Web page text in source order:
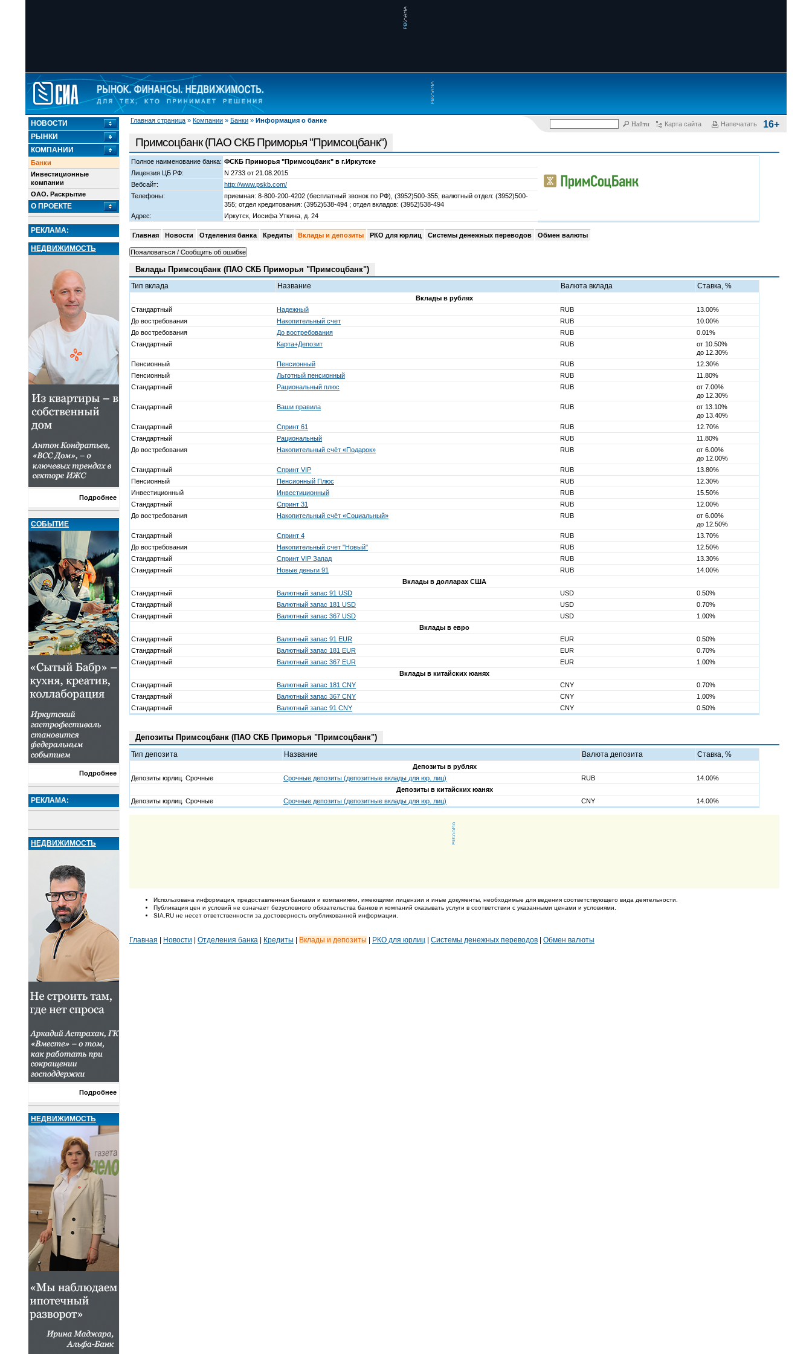
Главная страница » Компании » Банки » Информация о банке
Карта сайта Напечатать 16+
НОВОСТИ
РЫНКИ
КОМПАНИИ
Банки
Инвестиционные
компании
ОАО. Раскрытие
О ПРОЕКТЕ
РЕКЛАМА:
НЕДВИЖИМОСТЬ
Подробнее
СОБЫТИЕ
Подробнее
РЕКЛАМА:
НЕДВИЖИМОСТЬ
Подробнее
НЕДВИЖИМОСТЬ
Примсоцбанк (ПАО СКБ Приморья "Примсоцбанк")
Полное наименование банка: ФСКБ Приморья "Примсоцбанк" в г.Иркутске
Лицензия ЦБ РФ:
N 2733 от 21.08.2015
Вебсайт:
http://www.pskb.com/
Телефоны:
приемная: 8-800-200-4202 (бесплатный звонок по РФ), (3952)500-355; валютный отдел: (3952)500-
355; отдел кредитования: (3952)538-494 ; отдел вкладов: (3952)538-494
Адрес:
Иркутск, Иосифа Уткина, д. 24
Главная Новости Отделения банка Кредиты Вклады и депозиты РКО для юрлиц Системы денежных переводов Обмен валюты
Вклады Примсоцбанк (ПАО СКБ Приморья "Примсоцбанк")
Тип вклада Название Валюта вклада Ставка, %
Вклады в рублях
Стандартный
Надежный RUB
13.00%
До востребования
Накопительный счет RUB
10.00%
До востребования
До востребования RUB
0.01%
Стандартный
Карта+Депозит RUB
от 10.50%
до 12.30%
Пенсионный
Пенсионный RUB
12.30%
Пенсионный
Льготный пенсионный RUB
11.80%
Стандартный
Рациональный плюс RUB
от 7.00%
до 12.30%
Стандартный
Ваши правила RUB
от 13.10%
до 13.40%
Стандартный
Спринт 61 RUB
12.70%
Стандартный
Рациональный RUB
11.80%
До востребования
Накопительный счёт «Подарок» RUB
от 6.00%
до 12.00%
Стандартный
Спринт VIP RUB
13.80%
Пенсионный
Пенсионный Плюс RUB
12.30%
Инвестиционный
Инвестиционный RUB
15.50%
Стандартный
Спринт 31 RUB
12.00%
До востребования
Накопительный счёт «Социальный» RUB
от 6.00%
до 12.50%
Стандартный
Спринт 4 RUB
13.70%
До востребования
Накопительный счет "Новый" RUB
12.50%
Стандартный
Спринт VIP Запад RUB
13.30%
Стандартный
Новые деньги 91 RUB
14.00%
Вклады в долларах США
Стандартный
Валютный запас 91 USD USD
0.50%
Стандартный
Валютный запас 181 USD USD
0.70%
Стандартный
Валютный запас 367 USD USD
1.00%
Вклады в евро
Стандартный
Валютный запас 91 EUR EUR
0.50%
Стандартный
Валютный запас 181 EUR EUR
0.70%
Стандартный
Валютный запас 367 EUR EUR
1.00%
Вклады в китайских юанях
Стандартный
Валютный запас 181 CNY CNY
0.70%
Стандартный
Валютный запас 367 CNY CNY
1.00%
Стандартный
Валютный запас 91 CNY CNY 0.50%
Депозиты Примсоцбанк (ПАО СКБ Приморья "Примсоцбанк")
Тип депозита Название Валюта депозита Ставка, %
Депозиты в рублях
Депозиты юрлиц. Срочные
Срочные депозиты (депозитные вклады для юр. лиц) RUB
14.00%
Депозиты в китайских юанях
Депозиты юрлиц. Срочные
Срочные депозиты (депозитные вклады для юр. лиц) CNY 14.00%
Использована информация, предоставленная банками и компаниями, имеющими лицензии и иные документы, необходимые для ведения соответствующего вида деятельности.
Публикация цен и условий не означает безусловного обязательства банков и компаний оказывать услуги в соответствии с указанными ценами и условиями.
SIA.RU не несет ответственности за достоверность опубликованной информации.
Главная | Новости | Отделения банка | Кредиты | Вклады и депозиты | РКО для юрлиц | Системы денежных переводов | Обмен валюты